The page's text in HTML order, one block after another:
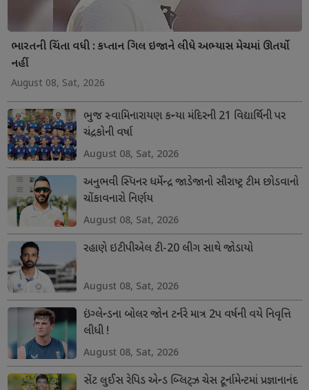
ભારતની ચિંતા વધી : કપ્તાન ગિલ ઇજાને લીધે અભ્યાસ મેચમાં ઊતર્યો
નહીં
August 08, Sat, 2026
ભુજ સ્વામિનારાયણ કન્યા મંદિરની 21 વિદ્યાર્થિની પર
ચંદ્રકોની વર્ષા
August 08, Sat, 2026
અનુભવી સ્પિનર ધર્મેન્દ્ર જાડેજાનો સૌરાષ્ટ્ર ટીમ છોડવાનો
ચોંકાવનારો નિર્ણય
August 08, Sat, 2026
રહાણે ઇટીપીએલ ટી-20 લીગ સાથે જોડાયો
August 08, Sat, 2026
ઇંગ્લેન્ડના બોલર જોન ટર્નરે માત્ર 2પ વર્ષની વયે નિવૃત્તિ
લીધી !
August 08, Sat, 2026
સેંટ લુઈસ રેપિડ એન્ડ બ્લિટ્ઝ ચેસ ટૂર્નામેન્ટમાં પ્રજ્ઞાનાનંદ